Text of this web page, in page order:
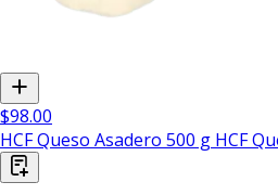
$98.00
HCF Queso Asadero 500 g HCF